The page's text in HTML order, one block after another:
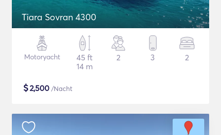
Tiara Sovran 4300
Motoryacht
45 ft
14 m
2 3 2
$2,500 /Nacht